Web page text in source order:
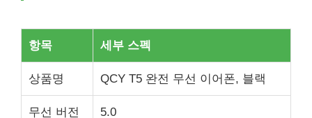
항목 세부 스펙
상품명 QCY T5 완전 무선 이어폰, 블랙
무선 버전 5.0